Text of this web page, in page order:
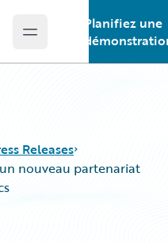
Open main menu
Planifiez une
Releases
nouveau partenariat